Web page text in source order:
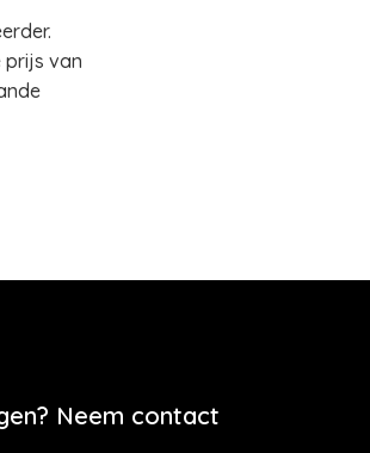
prijs van
Neem contact